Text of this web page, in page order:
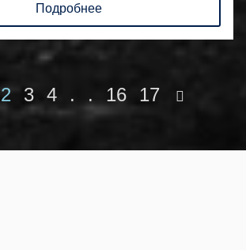
Подробнее
2 3 4 . . 16 17